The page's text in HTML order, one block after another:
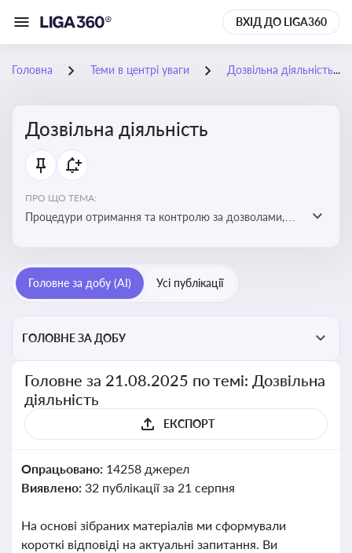
ВХІД ДО LIGA360
Головна Теми в центрі уваги Дозвільна діяльність
Дозвільна діяльність
ПРО ЩО ТЕМА:
Процедури отримання та контролю за дозволами,
законодавстві, щоб уникнути порушень та
забезпечити відповідність вимогам регуляторних
Головне за добу (AI) Усі публікації
ГОЛОВНЕ ЗА ДОБУ
Головне за 21.08.2025 по темі: Дозвільна
діяльність
ЕКСПОРТ
Опрацьовано: 14258 джерел
Виявлено: 32 публікації за 21 серпня
На основі зібраних матеріалів ми сформували
короткі відповіді на актуальні запитання. Ви